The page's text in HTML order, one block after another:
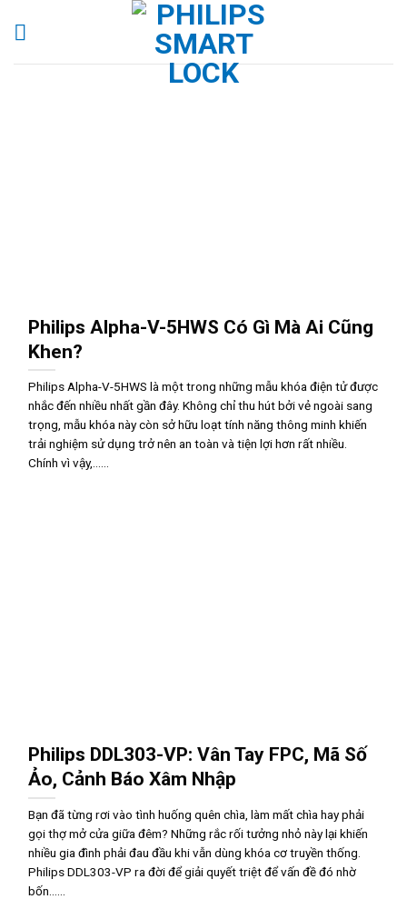
Philips Alpha-V-5HWS Có Gì Mà Ai Cũng
Khen?
Philips Alpha-V-5HWS là một trong những mẫu khóa điện tử được
nhắc đến nhiều nhất gần đây. Không chỉ thu hút bởi vẻ ngoài sang
trọng, mẫu khóa này còn sở hữu loạt tính năng thông minh khiến
trải nghiệm sử dụng trở nên an toàn và tiện lợi hơn rất nhiều.
Chính vì vậy,......
Philips DDL303-VP: Vân Tay FPC, Mã Số
Ảo, Cảnh Báo Xâm Nhập
Bạn đã từng rơi vào tình huống quên chìa, làm mất chìa hay phải
gọi thợ mở cửa giữa đêm? Những rắc rối tưởng nhỏ này lại khiến
nhiều gia đình phải đau đầu khi vẫn dùng khóa cơ truyền thống.
Philips DDL303-VP ra đời để giải quyết triệt để vấn đề đó nhờ
bốn......